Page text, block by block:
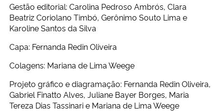
Gestão editorial: Carolina Pedroso Ambrós, Clara
Beatriz Coriolano Timbó, Gerônimo Souto Lima e
Karoline Santos da Silva
Capa: Fernanda Redin Oliveira
Colagens: Mariana de Lima Weege
Projeto gráfico e diagramação: Fernanda Redin Oliveira,
Gabriel Finatto Alves, Juliane Bayer Borges, Maria
Tereza Dias Tassinari e Mariana de Lima Weege